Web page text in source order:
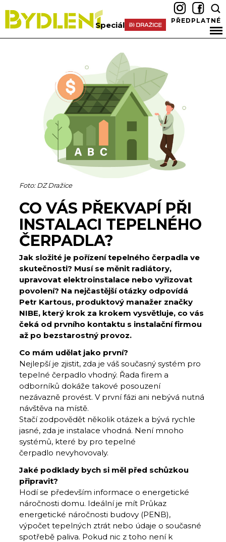
Speciál PŘEDPLATNÉ
Foto: DZ Dražice
CO VÁS PŘEKVAPÍ PŘI
INSTALACI TEPELNÉHO
ČERPADLA?
Jak složité je pořízení tepelného čerpadla ve
skutečnosti? Musí se měnit radiátory,
upravovat elektroinstalace nebo vyřizovat
povolení? Na nejčastější otázky odpovídá
Petr Kartous, produktový manažer značky
NIBE, který krok za krokem vysvětluje, co vás
čeká od prvního kontaktu s instalační firmou
až po bezstarostný provoz.
Co mám udělat jako první?
Nejlepší je zjistit, zda je váš současný systém pro
tepelné čerpadlo vhodný. Řada firem a
odborníků dokáže takové posouzení
nezávazně provést. V první fázi ani nebývá nutná
návštěva na místě.
Stačí zodpovědět několik otázek a bývá rychle
jasné, zda je instalace vhodná. Není mnoho
systémů, které by pro tepelné
čerpadlo nevyhovovaly.
Jaké podklady bych si měl před schůzkou
připravit?
Hodí se především informace o energetické
náročnosti domu. Ideální je mít Průkaz
energetické náročnosti budovy (PENB),
výpočet tepelných ztrát nebo údaje o současné
spotřebě paliva. Pokud nic z toho není k